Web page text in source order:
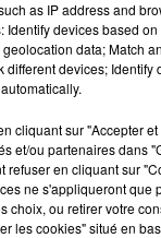
as IP address and
Identify devices based
data; Match
different devices; Identify
cliquant sur "Accepter
et/ou partenaires dans
refuser en cliquant sur
ne s'appliqueront que
choix, ou retirer votre
les cookies" situé en